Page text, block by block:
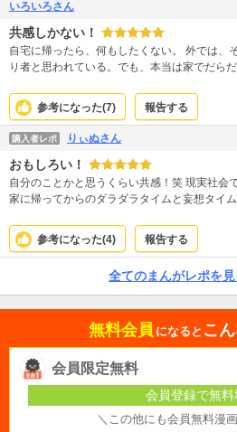
いろいろさん
共感しかない！
自宅に帰ったら、何もしたくない。 外では、
り者と思われている。でも、本当は家でだらだらごろごろ
参考になった(7) 報告する
購入者レポ りぃぬさん
おもしろい！
自分のことかと思うくらい共感！笑 現実社会
家に帰ってからのダラダラタイムと妄想タイ
ーが進んでいくので長過ぎずサクサク読めて
ちゃウケる！ もっと続きを読みたいです！
参考になった(4) 報告する
全てのまんがレポを
無料会員 になると こ
会員限定無料
会員登録で無料
＼この他にも会員無料漫